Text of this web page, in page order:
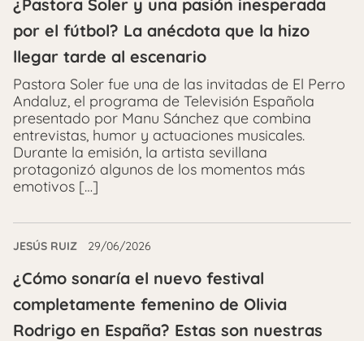
¿Pastora Soler y una pasión inesperada
por el fútbol? La anécdota que la hizo
llegar tarde al escenario
Pastora Soler fue una de las invitadas de El Perro
Andaluz, el programa de Televisión Española
presentado por Manu Sánchez que combina
entrevistas, humor y actuaciones musicales.
Durante la emisión, la artista sevillana
protagonizó algunos de los momentos más
emotivos […]
JESÚS RUIZ 29/06/2026
¿Cómo sonaría el nuevo festival
completamente femenino de Olivia
Rodrigo en España? Estas son nuestras